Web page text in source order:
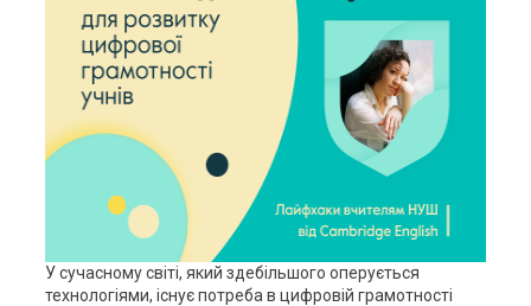
У сучасному світі, який здебільшого оперується
технологіями, існує потреба в цифровій грамотності